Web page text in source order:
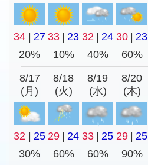
34 27 33 23 32 24 30 23
20%
10% 40% 60%
8/17
(月)
8/18
(火)
8/19
(水)
8/20
(木)
32 25 29 24 33 25 29 25
30%
60% 60% 90%